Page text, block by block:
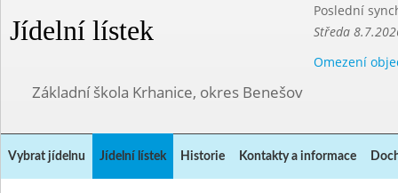
Jídelní lístek
Poslední
Středa
Omezení
Základní škola Krhanice, okres Benešov
Vybrat jídelnu Jídelní lístek Historie Kontakty a informace